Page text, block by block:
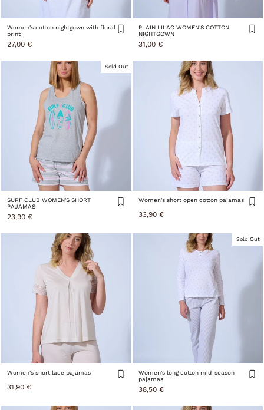
Women's cotton nightgown with floral
print
27,00 €
PLAIN LILAC WOMEN'S COTTON
NIGHTGOWN
31,00 €
Sold Out
SURF CLUB WOMEN'S SHORT
PAJAMAS
23,90 €
Women's short open cotton pajamas
33,90 €
Women's short lace pajamas
31,90 €
Sold Out
Women's long cotton mid-season
pajamas
38,50 €